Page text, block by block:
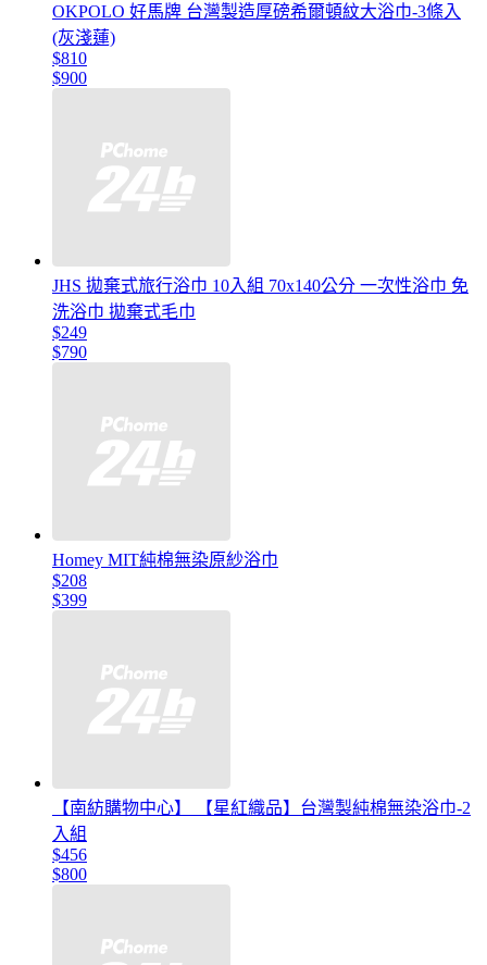
OKPOLO 好馬牌 台灣製造厚磅希爾頓紋大浴巾-3條入
(灰淺蓮)
$810
$900
JHS 拋棄式旅行浴巾 10入組 70x140公分 一次性浴巾 免
洗浴巾 拋棄式毛巾
$249
$790
Homey MIT純棉無染原紗浴巾
$208
$399
【南紡購物中心】 【星紅織品】台灣製純棉無染浴巾-2
入組
$456
$800